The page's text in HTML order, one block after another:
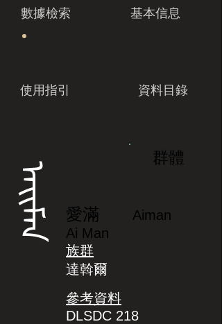
數據檢索 基本信息
使用指引 資料目錄
ᠠᡳᠮᠠᠨ
群體
愛滿
Aiman
Ai Man
族群
達斡爾
參考資料
DLSDC 218